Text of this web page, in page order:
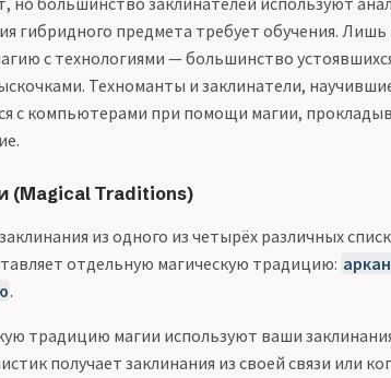
гибридного предмета требует обучения.
с технологиями — большинство
Техноманты и заклинатели,
с компьютерами при помощи магии,
(Magical Traditions)
из одного из четырёх различных
отдельную магическую традицию:
.
традицию магии используют ваши
получает заклинания из своей связи или